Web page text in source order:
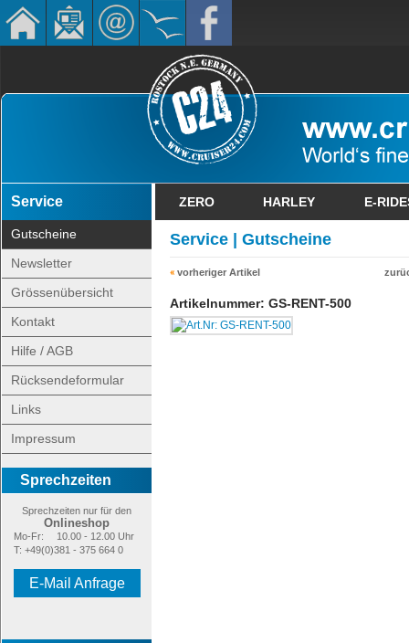
Service
Gutscheine
Newsletter
Grössenübersicht
Kontakt
Hilfe / AGB
Rücksendeformular
Links
Impressum
Sprechzeiten
Sprechzeiten nur für den
Onlineshop
Mo-Fr:
10.00 - 12.00 Uhr
T: +49(0)381 - 375 664 0
E-Mail Anfrage
ZERO HARLEY E-
Service | Gutscheine
vorheriger Artikel
Artikelnummer: GS-RENT-500